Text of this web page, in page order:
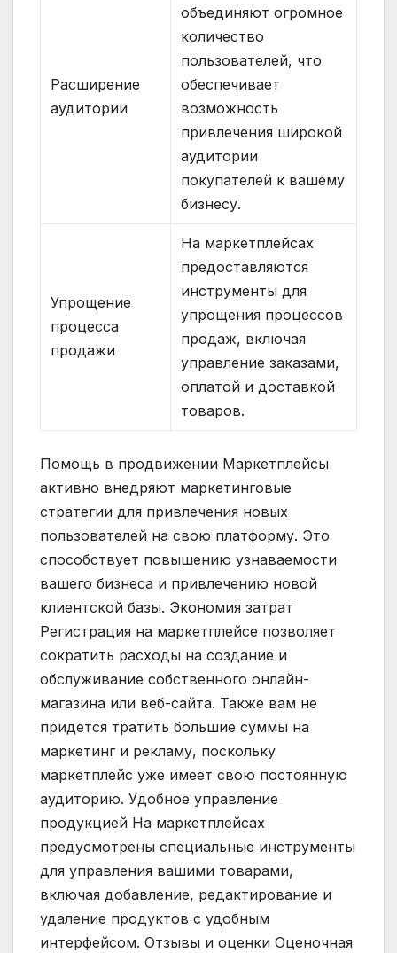
Расширение
аудитории
объединяют огромное
количество
пользователей, что
обеспечивает
возможность
привлечения широкой
аудитории
покупателей к вашему
бизнесу.
Упрощение
процесса
продажи
На маркетплейсах
предоставляются
инструменты для
упрощения процессов
продаж, включая
управление заказами,
оплатой и доставкой
товаров.
Помощь в продвижении Маркетплейсы
активно внедряют маркетинговые
стратегии для привлечения новых
пользователей на свою платформу. Это
способствует повышению узнаваемости
вашего бизнеса и привлечению новой
клиентской базы. Экономия затрат
Регистрация на маркетплейсе позволяет
сократить расходы на создание и
обслуживание собственного онлайн-
магазина или веб-сайта. Также вам не
придется тратить большие суммы на
маркетинг и рекламу, поскольку
маркетплейс уже имеет свою постоянную
аудиторию. Удобное управление
продукцией На маркетплейсах
предусмотрены специальные инструменты
для управления вашими товарами,
включая добавление, редактирование и
удаление продуктов с удобным
интерфейсом. Отзывы и оценки Оценочная